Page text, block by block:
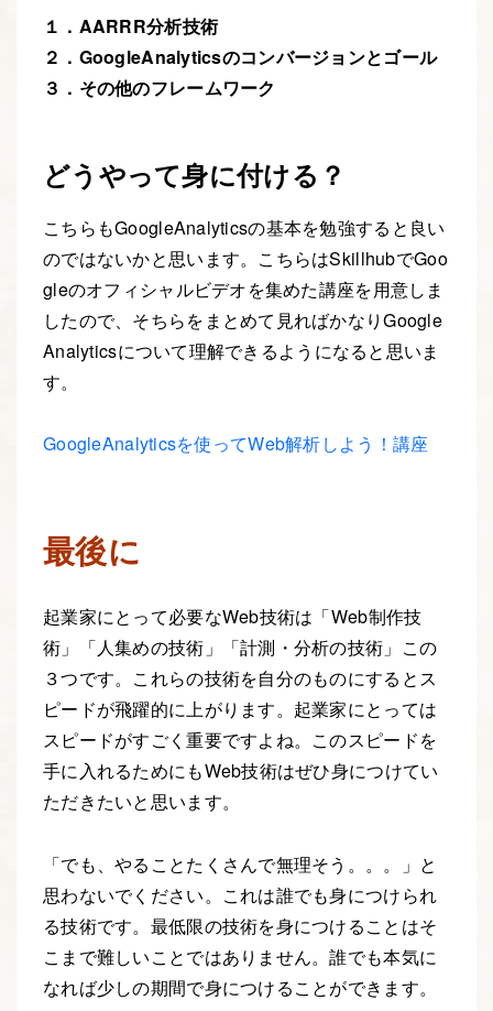
１． AARRR分析技術
２．GoogleAnalyticsのコンバージョンとゴール
３．その他のフレームワーク
どうやって身に付ける？
こちらもGoogleAnalyticsの基本を勉強すると良い
のではないかと思います。こちらはSkillhubでGoo
gleのオフィシャルビデオを集めた講座を用意しま
したので、そちらをまとめて見ればかなりGoogle
Analyticsについて理解できるようになると思いま
す。
GoogleAnalyticsを使ってWeb解析しよう！講座
最後に
起業家にとって必要なWeb技術は「Web制作技
術」「人集めの技術」「計測・分析の技術」この
３つです。これらの技術を自分のものにするとス
ピードが飛躍的に上がります。起業家にとっては
スピードがすごく重要ですよね。このスピードを
手に入れるためにもWeb技術はぜひ身につけてい
ただきたいと思います。
「でも、やることたくさんで無理そう。。。」と
思わないでください。これは誰でも身につけられ
る技術です。最低限の技術を身につけることはそ
こまで難しいことではありません。誰でも本気に
なれば少しの期間で身につけることができます。